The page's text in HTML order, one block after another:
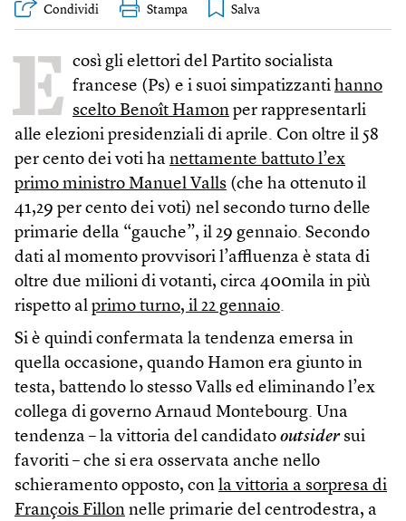
Condividi Stampa
E così gli elettori del Partito socialista
francese (Ps) e i suoi simpatizzanti hanno
scelto Benoît Hamon per rappresentarli
alle elezioni presidenziali di aprile. Con oltre il 58
per cento dei voti ha nettamente battuto l’ex
primo ministro Manuel Valls (che ha ottenuto il
41,29 per cento dei voti) nel secondo turno delle
primarie della “gauche”, il 29 gennaio. Secondo
dati al momento provvisori l’affluenza è stata di
oltre due milioni di votanti, circa 400mila in più
rispetto al primo turno, il 22 gennaio.
Si è quindi confermata la tendenza emersa in
quella occasione, quando Hamon era giunto in
testa, battendo lo stesso Valls ed eliminando l’ex
collega di governo Arnaud Montebourg. Una
tendenza – la vittoria del candidato outsidersui
favoriti – che si era osservata anche nello
schieramento opposto, con la vittoria a sorpresa di
François Fillon nelle primarie del centrodestra, a